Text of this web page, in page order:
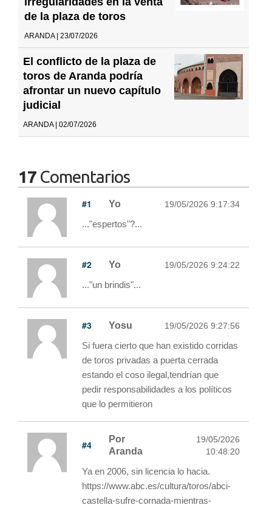
de la plaza de toros
ARANDA | 23/07/2026
El conflicto de la plaza de
toros de Aranda podría
afrontar un nuevo capítulo
judicial
ARANDA | 02/07/2026
17 Comentarios
#1 Yo 19/05/2026 9:17:34
..."espertos"?...
#2 Yo 19/05/2026 9:24:22
..."un brindis"...
#3 Yosu 19/05/2026 9:27:56
Si fuera cierto que han existido corridas
de toros privadas a puerta cerrada
estando el coso ilegal,tendrían que
pedir responsabilidades a los políticos
que lo permitieron
#4
Por
Aranda
19/05/2026
10:48:20
Ya en 2006, sin licencia lo hacia.
https://www.abc.es/cultura/toros/abci-
castella-sufre-cornada-mientras-